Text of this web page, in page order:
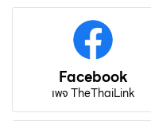
Facebook
เพจ TheThaiLink